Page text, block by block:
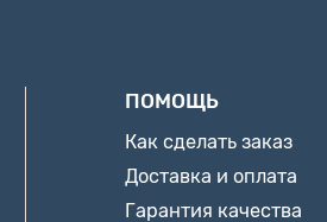
ПОМОЩЬ
Как сделать заказ
Доставка и оплата
Гарантия качества